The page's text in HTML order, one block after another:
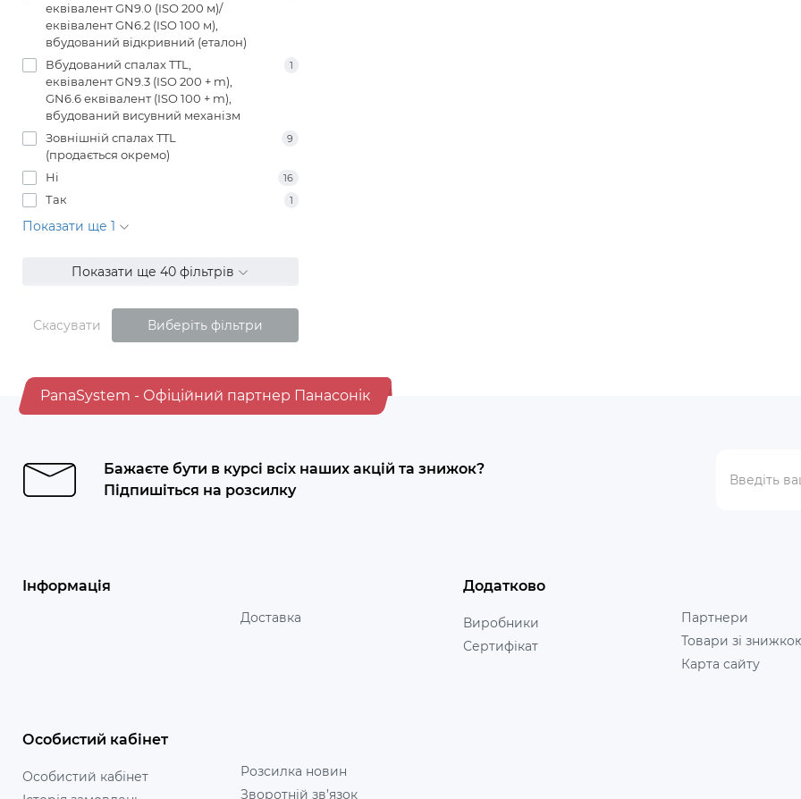
еквівалент GN9.0 (ISO 200 м)/
еквівалент GN6.2 (ISO 100 м),
вбудований відкривний (еталон)
Вбудований спалах TTL,
еквівалент GN9.3 (ISO 200 + m),
GN6.6 еквівалент (ISO 100 + m),
вбудований висувний механізм
1
Зовнішній спалах TTL
(продається окремо)
9
Ні 16
Так 1
Показати ще 1
Показати ще 40 фільтрів
Скасувати Виберіть фільтри
PanaSystem - Офіційний партнер Панасонік
Бажаєте бути в курсі всіх наших акцій та знижок?
Підпишіться на розсилку
Інформація
Доставка
Додатково
Виробники
Сертифікат
Партнери
Товари зі
Карта сайту
Особистий кабінет
Особистий кабінет
Розсилка новин
Зворотній зв’язок